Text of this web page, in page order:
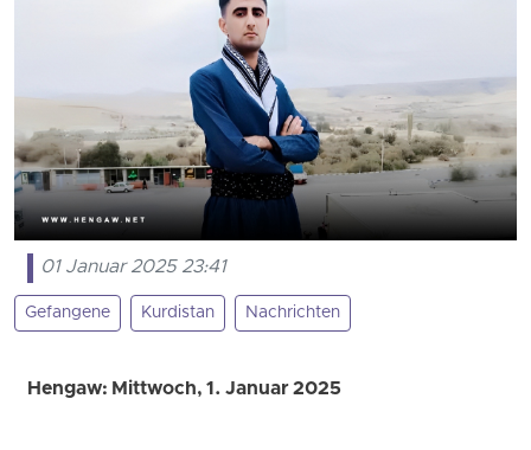
01 Januar 2025 23:41
Gefangene Kurdistan Nachrichten
Hengaw: Mittwoch, 1. Januar 2025